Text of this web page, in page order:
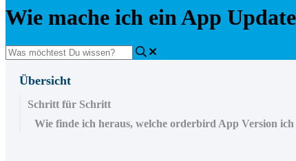
Wie mache ich ein App
Übersicht
Schritt für Schritt
Wie finde ich heraus, welche orderbird App Version